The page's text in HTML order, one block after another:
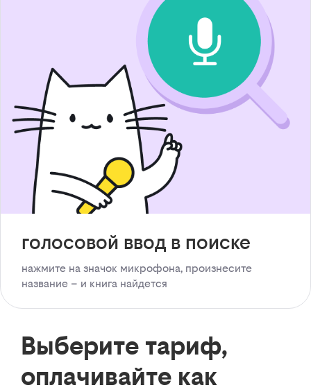
голосовой ввод в поиске
нажмите на значок микрофона, произнесите
название – и книга найдется
Выберите тариф,
оплачивайте как